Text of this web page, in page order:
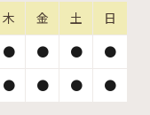
木 金 土
日
● ● ●
●
● ● ● ●